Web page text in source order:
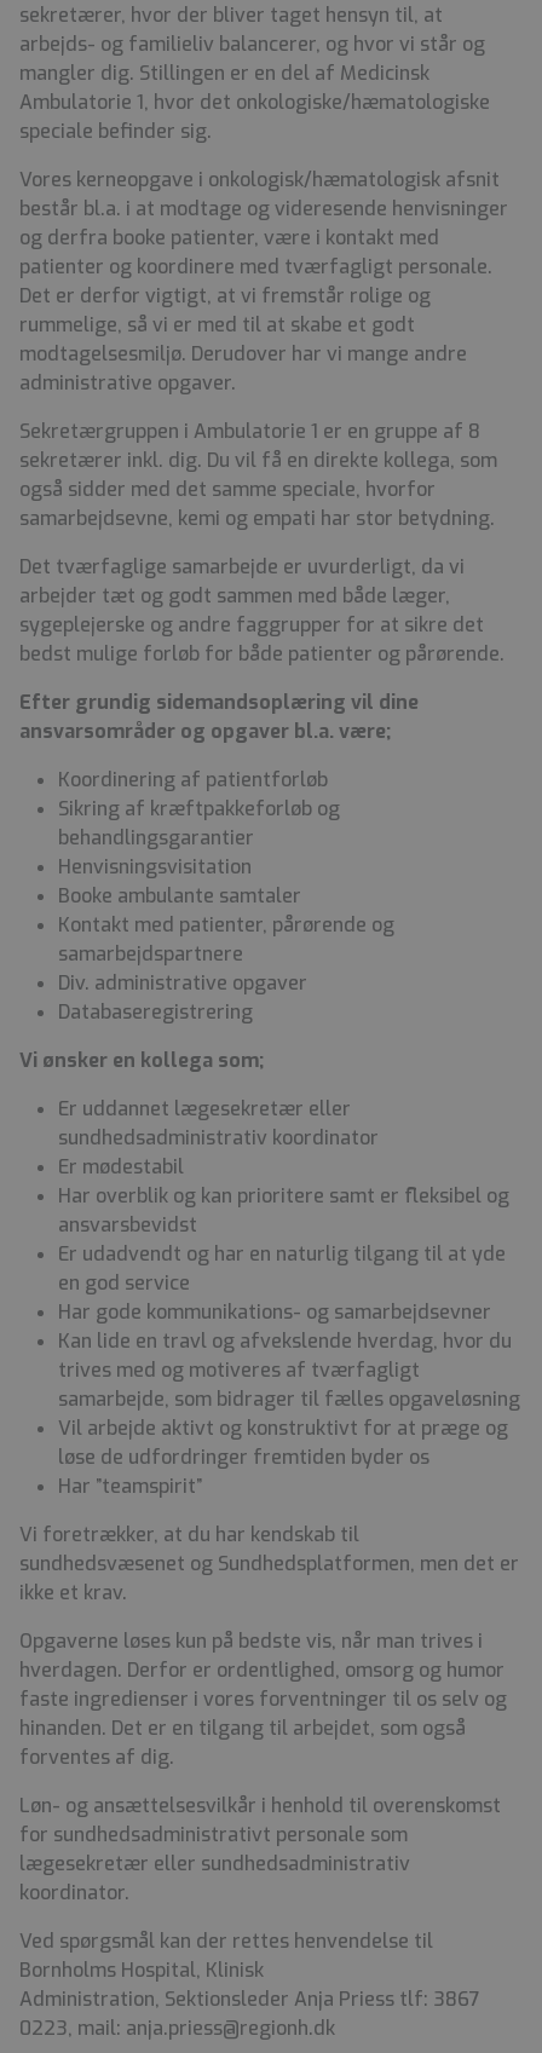
sekretærer, hvor der bliver taget hensyn til, at
arbejds- og familieliv balancerer, og hvor vi står og
mangler dig. Stillingen er en del af Medicinsk
Ambulatorie 1, hvor det onkologiske/hæmatologiske
speciale befinder sig.
Vores kerneopgave i onkologisk/hæmatologisk afsnit
består bl.a. i at modtage og videresende henvisninger
og derfra booke patienter, være i kontakt med
patienter og koordinere med tværfagligt personale.
Det er derfor vigtigt, at vi fremstår rolige og
rummelige, så vi er med til at skabe et godt
modtagelsesmiljø. Derudover har vi mange andre
administrative opgaver.
Sekretærgruppen i Ambulatorie 1 er en gruppe af 8
sekretærer inkl. dig. Du vil få en direkte kollega, som
også sidder med det samme speciale, hvorfor
samarbejdsevne, kemi og empati har stor betydning.
Det tværfaglige samarbejde er uvurderligt, da vi
arbejder tæt og godt sammen med både læger,
sygeplejerske og andre faggrupper for at sikre det
bedst mulige forløb for både patienter og pårørende.
Efter grundig sidemandsoplæring vil dine
ansvarsområder og opgaver bl.a. være;
Koordinering af patientforløb
Sikring af kræftpakkeforløb og
behandlingsgarantier
Henvisningsvisitation
Booke ambulante samtaler
Kontakt med patienter, pårørende og
samarbejdspartnere
Div. administrative opgaver
Databaseregistrering
Vi ønsker en kollega som;
Er uddannet lægesekretær eller
sundhedsadministrativ koordinator
Er mødestabil
Har overblik og kan prioritere samt er fleksibel og
ansvarsbevidst
Er udadvendt og har en naturlig tilgang til at yde
en god service
Har gode kommunikations- og samarbejdsevner
Kan lide en travl og afvekslende hverdag, hvor du
trives med og motiveres af tværfagligt
samarbejde, som bidrager til fælles opgaveløsning
Vil arbejde aktivt og konstruktivt for at præge og
løse de udfordringer fremtiden byder os
Har ”teamspirit”
Vi foretrækker, at du har kendskab til
sundhedsvæsenet og Sundhedsplatformen, men det er
ikke et krav.
Opgaverne løses kun på bedste vis, når man trives i
hverdagen. Derfor er ordentlighed, omsorg og humor
faste ingredienser i vores forventninger til os selv og
hinanden. Det er en tilgang til arbejdet, som også
forventes af dig.
Løn- og ansættelsesvilkår i henhold til overenskomst
for sundhedsadministrativt personale som
lægesekretær eller sundhedsadministrativ
koordinator.
Ved spørgsmål kan der rettes henvendelse til
Bornholms Hospital, Klinisk
Administration, Sektionsleder Anja Priess tlf: 3867
0223, mail: anja.priess@regionh.dk